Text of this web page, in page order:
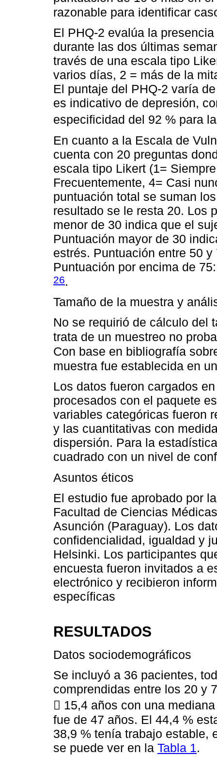
razonable para identificar
El PHQ-2 evalúa la
durante las dos últimas
través de una escala tipo
varios días, 2 = más de la
El puntaje del PHQ-2 varía
es indicativo de depresión,
especificidad del 92 % para
En cuanto a la Escala de
cuenta con 20 preguntas
escala tipo Likert (1=
Frecuentemente, 4= Casi
puntuación total se suman
resultado se le resta 20. Los
menor de 30 indica que el
Puntuación mayor de 30
estrés. Puntuación entre 50
Puntuación por encima de
26.
Tamaño de la muestra y
No se requirió de cálculo del
trata de un muestreo no
Con base en bibliografía
muestra fue establecida en
Los datos fueron cargados
procesados con el paquete
variables categóricas fueron
y las cuantitativas con
dispersión. Para la
cuadrado con un nivel de
Asuntos éticos
El estudio fue aprobado por
Facultad de Ciencias
Asunción (Paraguay). Los
confidencialidad, igualdad y
Helsinki. Los participantes
encuesta fueron invitados a
electrónico y recibieron
específicas
RESULTADOS
Datos sociodemográficos
Se incluyó a 36 pacientes,
comprendidas entre los 20 y
 15,4 años con una
fue de 47 años. El 44,4 %
38,9 % tenía trabajo estable,
se puede ver en la Tabla 1.